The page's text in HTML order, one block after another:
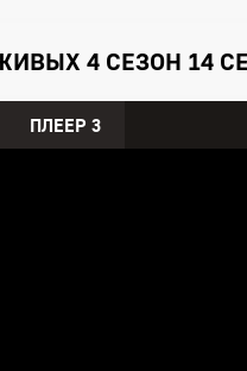
4 СЕЗОН 14
ПЛЕЕР 3